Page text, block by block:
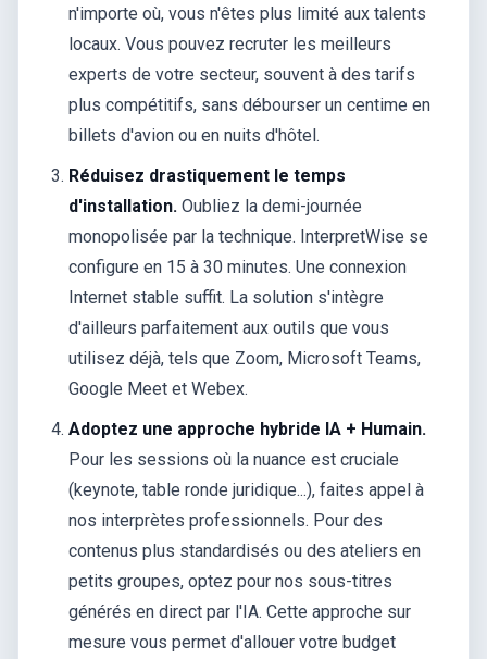
n'importe où, vous n'êtes plus limité aux talents
locaux. Vous pouvez recruter les meilleurs
experts de votre secteur, souvent à des tarifs
plus compétitifs, sans débourser un centime en
billets d'avion ou en nuits d'hôtel.
Réduisez drastiquement le temps
d'installation. Oubliez la demi-journée
monopolisée par la technique. InterpretWise se
configure en 15 à 30 minutes. Une connexion
Internet stable suffit. La solution s'intègre
d'ailleurs parfaitement aux outils que vous
utilisez déjà, tels que Zoom, Microsoft Teams,
Google Meet et Webex.
Adoptez une approche hybride IA + Humain.
Pour les sessions où la nuance est cruciale
(keynote, table ronde juridique...), faites appel à
nos interprètes professionnels. Pour des
contenus plus standardisés ou des ateliers en
petits groupes, optez pour nos sous-titres
générés en direct par l'IA. Cette approche sur
mesure vous permet d'allouer votre budget